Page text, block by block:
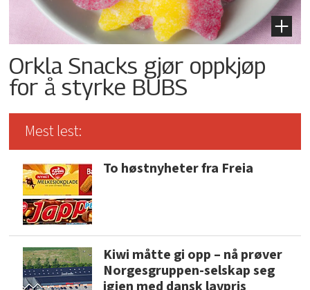
Orkla Snacks gjør oppkjøp
for å styrke BUBS
Mest lest:
To høstnyheter fra Freia
Kiwi måtte gi opp – nå prøver
Norgesgruppen-selskap seg